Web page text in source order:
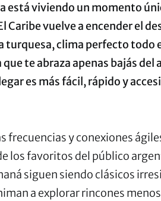
está viviendo un momento
Caribe vuelve a encender el
turquesa, clima perfecto todo
te abraza apenas bajás del
es más fácil, rápido y
frecuencias y conexiones
los favoritos del público
siguen siendo clásicos
a explorar rincones